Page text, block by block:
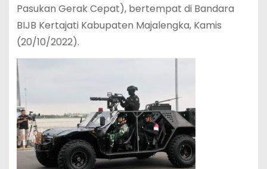
Pasukan Gerak Cepat), bertempat di Bandara
BIJB Kertajati Kabupaten Majalengka, Kamis
(20/10/2022).